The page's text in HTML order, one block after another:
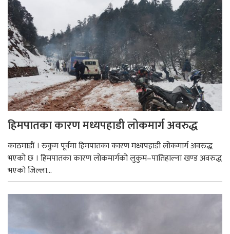
हिमपातका कारण मध्यपहाडी लोकमार्ग अवरुद्ध
काठमाडाैं । रुकुम पूर्वमा हिमपातका कारण मध्यपहाडी लोकमार्ग अवरुद्ध
भएको छ । हिमपातका कारण लोकमार्गको लुकुम–पातिहाल्ना खण्ड अवरुद्ध
भएको जिल्ला...